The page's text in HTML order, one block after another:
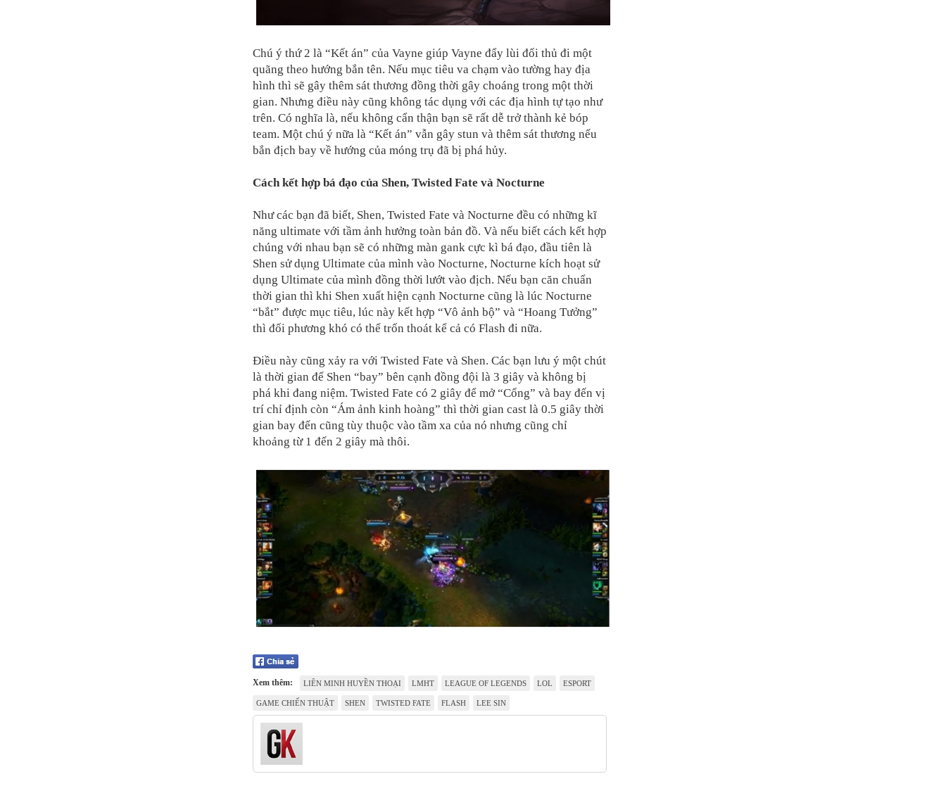
Chú ý thứ 2 là “Kết án” của Vayne giúp Vayne đẩy lùi đối thủ đi một
quãng theo hướng bắn tên. Nếu mục tiêu va chạm vào tường hay địa
hình thì sẽ gây thêm sát thương đồng thời gây choáng trong một thời
gian. Nhưng điều này cũng không tác dụng với các địa hình tự tạo như
trên. Có nghĩa là, nếu không cẩn thận bạn sẽ rất dễ trở thành kẻ bóp
team. Một chú ý nữa là “Kết án” vẫn gây stun và thêm sát thương nếu
bắn địch bay về hướng của móng trụ đã bị phá hủy.
Cách kết hợp bá đạo của Shen, Twisted Fate và Nocturne
Như các bạn đã biết, Shen, Twisted Fate và Nocturne đều có những kĩ
năng ultimate với tầm ảnh hưởng toàn bản đồ. Và nếu biết cách kết hợp
chúng với nhau bạn sẽ có những màn gank cực kì bá đạo, đầu tiên là
Shen sử dụng Ultimate của mình vào Nocturne, Nocturne kích hoạt sử
dụng Ultimate của mình đồng thời lướt vào địch. Nếu bạn căn chuẩn
thời gian thì khi Shen xuất hiện cạnh Nocturne cũng là lúc Nocturne
“bắt” được mục tiêu, lúc này kết hợp “Vô ảnh bộ” và “Hoang Tưởng”
thì đối phương khó có thể trốn thoát kể cả có Flash đi nữa.
Điều này cũng xảy ra với Twisted Fate và Shen. Các bạn lưu ý một chút
là thời gian để Shen “bay” bên cạnh đồng đội là 3 giây và không bị
phá khi đang niệm. Twisted Fate có 2 giây để mở “Cổng” và bay đến vị
trí chỉ định còn “Ám ảnh kinh hoàng” thì thời gian cast là 0.5 giây thời
gian bay đến cũng tùy thuộc vào tầm xa của nó nhưng cũng chỉ
khoảng từ 1 đến 2 giây mà thôi.
Xem thêm: LIÊN MINH HUYỀN THOẠI LMHT LEAGUE OF LEGENDS LOL ESPORT
GAME CHIẾN THUẬT SHEN TWISTED FATE FLASH LEE SIN